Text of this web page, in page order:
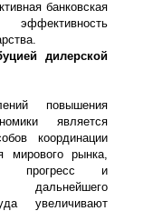
банковская
эффективность
дилерской
повышения
является
координации
мирового рынка,
прогресс и
дальнейшего
увеличивают